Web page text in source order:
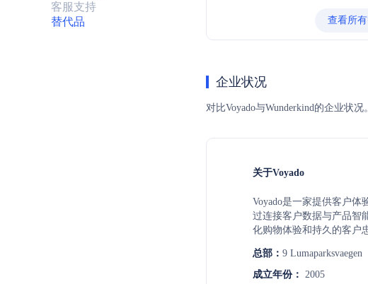
客服支持
替代品
查看所
企业状况
对比Voyado与Wunderkind的企业状
关于Voyado
Voyado是一家提供客户体
过连接客户数据与产品智
化购物体验和持久的客户
现引擎，以及全渠道客户
总部： 9 Lumaparksvaegen
成立年份： 2005